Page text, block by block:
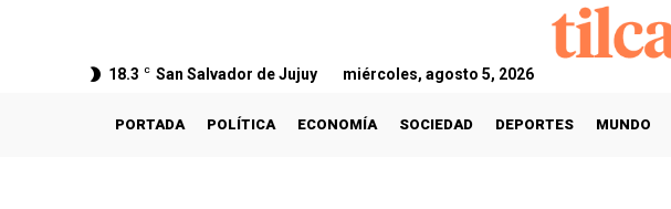
18.3 C San Salvador de Jujuy miércoles, agosto 5, 2026
PORTADA POLÍTICA ECONOMÍA SOCIEDAD DEPORTES MUNDO